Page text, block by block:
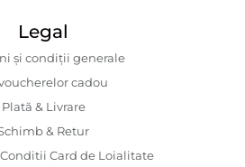
Legal
și condiții generale
cadou
Plată & Livrare
& Retur
Card de Loialitate